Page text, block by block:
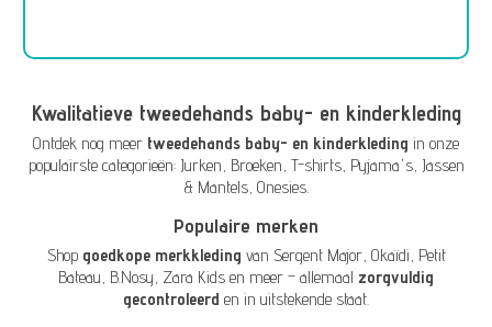
Kwalitatieve tweedehands baby- en kinderkleding
Ontdek nog meer tweedehands baby- en kinderkleding in onze
populairste categorieën: Jurken, Broeken, T-shirts, Pyjama's, Jassen
& Mantels, Onesies.
Populaire merken
Shop goedkope merkkleding van Sergent Major, Okaïdi, Petit
Bateau, B.Nosy, Zara Kids en meer – allemaal zorgvuldig
gecontroleerd en in uitstekende staat.